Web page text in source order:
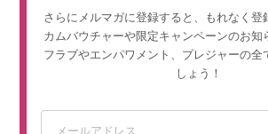
さらにメルマガに登録すると、もれなく登
カムバウチャーや限定キャンペーンのお知
フラブやエンパワメント、プレジャーの全
しょう！